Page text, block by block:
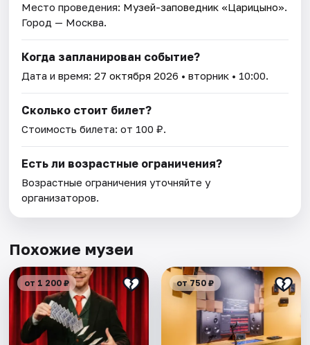
Место проведения: Музей-заповедник «Царицыно».
Город — Москва.
Когда запланирован событие?
Дата и время:27 октября 2026 • вторник • 10:00.
Сколько стоит билет?
Стоимость билета: от 100 ₽.
Есть ли возрастные ограничения?
Возрастные ограничения уточняйте у
организаторов.
Похожие музеи
от 1 200 ₽ от 750 ₽